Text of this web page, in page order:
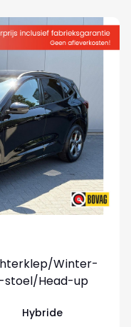
Winter-
Head-up
Hybride